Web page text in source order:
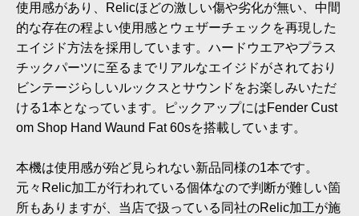
使用感があり、Relicほどの激しい傷や劣化が無い、中間
的な存在の程よい使用感とウェザーチェックを再現した
エイジド方法を採用しています。ハードウエアやプラス
チックパーツに至るまでリアルなエイジドがされており
ビンテージらしいルックスとサウンドをお楽しみいただ
ける1本となっています。ピックアップにはFender Cust
om Shop Hand Waund Fat 60sを搭載しています。
本機は使用感が殆ど見られない新品同様の1本です。
元々Relic加工が行われている個体なので判断が難しい箇
所もありますが、当店で扱っている同社のRelic加工が施